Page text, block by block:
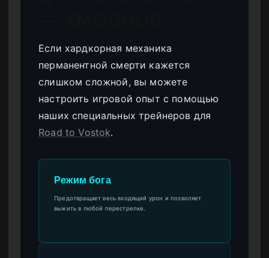
Если хардкорная механика
перманентной смерти кажется
слишком сложной, вы можете
настроить игровой опыт с помощью
наших специальных трейнеров для
Road to Vostok.
Режим бога
Предотвращает весь входящий урон и позволяет
выжить в любой перестрелке.